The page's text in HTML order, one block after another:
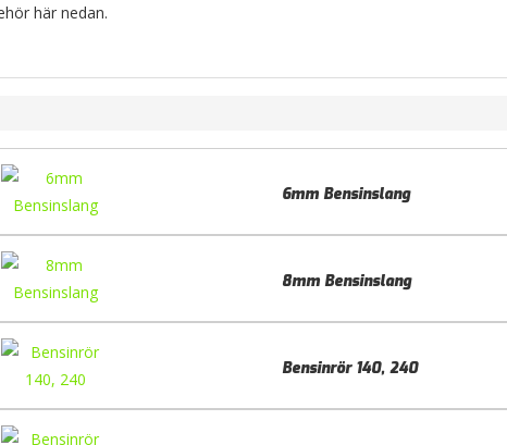
här nedan.
6mm Bensinslang
8mm Bensinslang
Bensinrör 140, 240